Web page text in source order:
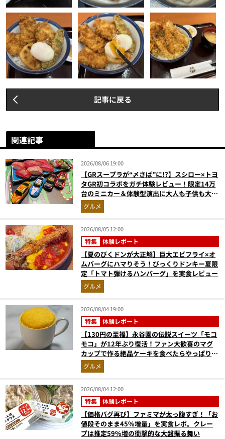
記事に戻る
関連記事
2026/08/06 19:00
【GRスープラが“〆さば”に!?】スシロー×トヨ
タGR初コラボをガチ体験レビュー！限定14万
台のミニカー＆体験型演出に大人も子供も大興
奮間違いなし
グルメ
2026/08/05 12:00
特集 体験レポート
【夏のびくドンが大正解】巨大エビフライ×オ
ムバーグにハマりそう！びっくりドンキー夏限
定「トマト弾けるハンバーグ」を実食レビュー
グルメ
2026/08/04 19:00
特集 体験レポート
【130円の至福】永谷園の伝説スイーツ「モコ
モコ」が12年ぶり復活！ファン大歓喜のマグ
カップで作る絶品ケーキを食べたらやっぱり最
高にウマかった
グルメ
2026/08/04 12:00
特集 体験レポート
【価格バグ再び】ファミマが太っ腹すぎ！「お
値段そのまま45%増量」を実食レポ。クレー
プは推定59%増の衝撃的な大盤振る舞い